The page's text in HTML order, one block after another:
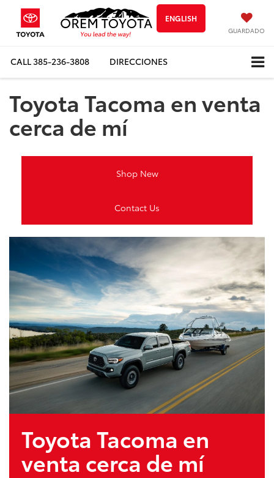
ENGLISH
GUARDADO
CALL385-236-3808 DIRECCIONES
Toyota Tacoma en venta
cerca de mí
Shop New
Contact Us
Toyota Tacoma en
venta cerca de mí